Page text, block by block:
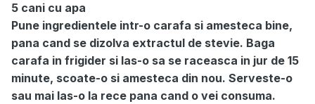
5 cani cu apa
Pune ingredientele intr-o carafa si amesteca bine,
pana cand se dizolva extractul de stevie. Baga
carafa in frigider si las-o sa se raceasca in jur de 15
minute, scoate-o si amesteca din nou. Serveste-o
sau mai las-o la rece pana cand o vei consuma.